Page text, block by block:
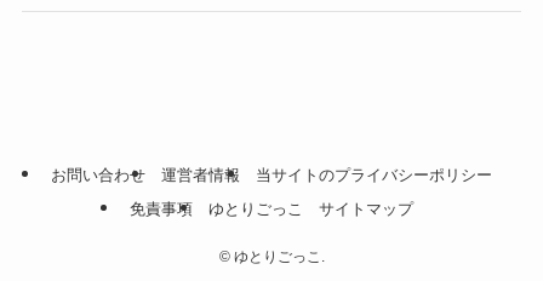
お問い合わせ 運営者情報
当サイトのプライバシーポリシー
免責事項
ゆとりごっこ サイトマップ
©ゆとりごっこ.